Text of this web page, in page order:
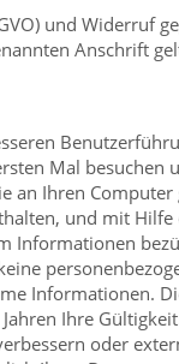
und Widerruf
Anschrift
Mal besuchen
an Ihren
und mit
Informationen
Informationen.
Ihre
oder